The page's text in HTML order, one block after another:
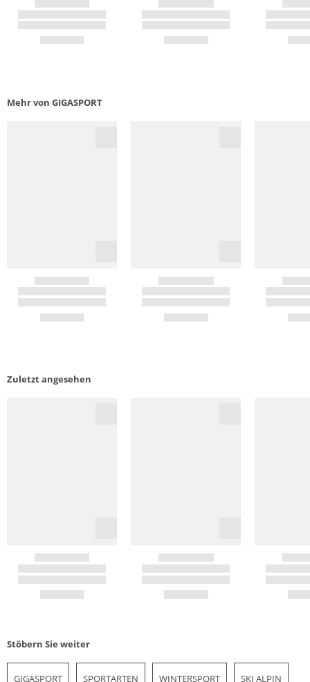
Mehr von GIGASPORT
Zuletzt angesehen
Stöbern Sie weiter
GIGASPORT SPORTARTEN WINTERSPORT SKI ALPIN